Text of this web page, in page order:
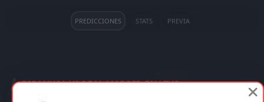
PREDICCIONES STATS PREVIA
ESPANYOL VS REAL MADRID EN VIVO